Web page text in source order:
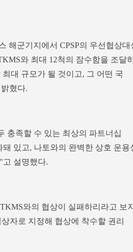
해군기지에서 CPSP의 우선협상대
와 최대 12척의 잠수함을 조달
대 규모가 될 것이고, 그 어떤 국
혔다.
충족할 수 있는 최상의 파트너십
있고, 나토와의 완벽한 상호 운용
고 설명했다.
와의 협상이 실패하리라고 보지
자로 지정해 협상에 착수할 권리